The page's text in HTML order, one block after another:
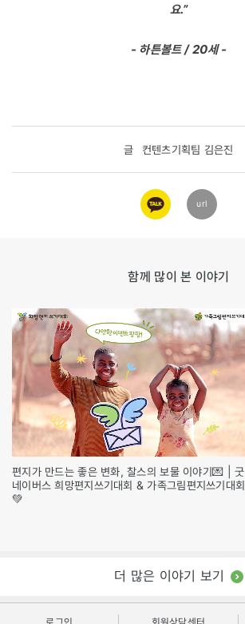
요.”
- 하튼볼트 / 20세-
글 컨텐츠기획팀 김은진
카카오
링크
url
함께 많이 본 이야기
편지가 만드는 좋은 변화, 찰스의 보물 이야기💌 | 굿
네이버스 희망편지쓰기대회 & 가족그림편지쓰기대회
💚
더 많은 이야기 보기